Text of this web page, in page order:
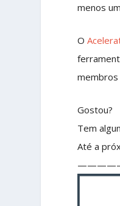
menos
O
membros
Gostou?
Tem
Até a